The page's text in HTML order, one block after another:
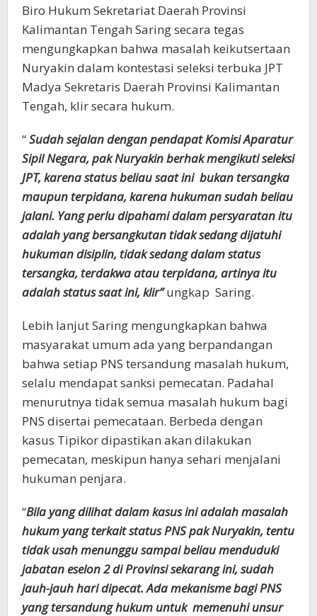
Biro Hukum Sekretariat Daerah Provinsi
Kalimantan Tengah Saring secara tegas
mengungkapkan bahwa masalah keikutsertaan
Nuryakin dalam kontestasi seleksi terbuka JPT
Madya Sekretaris Daerah Provinsi Kalimantan
Tengah, klir secara hukum.
“Sudah sejalan dengan pendapat Komisi Aparatur
Sipil Negara, pak Nuryakin berhak mengikuti seleksi
JPT, karena status beliau saat ini bukan tersangka
maupun terpidana, karena hukuman sudah beliau
jalani. Yang perlu dipahami dalam persyaratan itu
adalah yang bersangkutan tidak sedang dijatuhi
hukuman disiplin, tidak sedang dalam status
tersangka, terdakwa atau terpidana, artinya itu
adalah status saat ini, klir”ungkap Saring.
Lebih lanjut Saring mengungkapkan bahwa
masyarakat umum ada yang berpandangan
bahwa setiap PNS tersandung masalah hukum,
selalu mendapat sanksi pemecatan. Padahal
menurutnya tidak semua masalah hukum bagi
PNS disertai pemecataan. Berbeda dengan
kasus Tipikor dipastikan akan dilakukan
pemecatan, meskipun hanya sehari menjalani
hukuman penjara.
“Bila yang dilihat dalam kasus ini adalah masalah
hukum yang terkait status PNS pak Nuryakin, tentu
tidak usah menunggu sampai beliau menduduki
jabatan eselon 2 di Provinsi sekarang ini, sudah
jauh-jauh hari dipecat. Ada mekanisme bagi PNS
yang tersandung hukum untuk memenuhi unsur